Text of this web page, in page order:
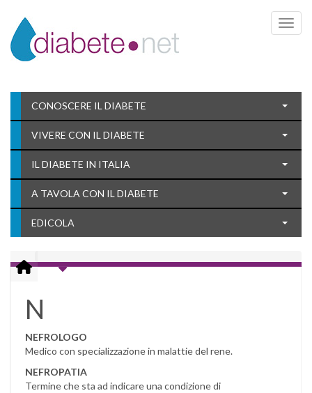
Toggle
CONOSCERE IL DIABETE
VIVERE CON IL DIABETE
IL DIABETE IN ITALIA
A TAVOLA CON IL DIABETE
EDICOLA
N
NEFROLOGO
Medico con specializzazione in malattie del rene.
NEFROPATIA
Termine che sta ad indicare una condizione di